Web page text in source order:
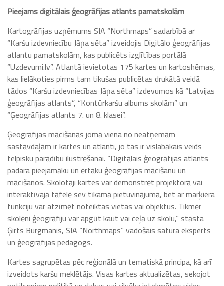
Pieejams digitālais ģeogrāfijas atlants pamatskolām
Kartogrāfijas uzņēmums SIA “Northmaps” sadarbībā ar
“Karšu izdevniecību Jāņa sēta” izveidojis Digitālo ģeogrāfijas
atlantu pamatskolām, kas publicēts izglītības portālā
“Uzdevumi.lv”. Atlantā ievietotas 175 kartes un kartoshēmas,
kas lielākoties pirms tam tikušas publicētas drukātā veidā
tādos “Karšu izdevniecības Jāņa sēta” izdevumos kā “Latvijas
ģeogrāfijas atlants”, “Kontūrkaršu albums skolām” un
“Ģeogrāfijas atlants 7. un 8. klasei”.
Ģeogrāfijas mācīšanās jomā viena no neatņemām
sastāvdaļām ir kartes un atlanti, jo tas ir vislabākais veids
telpisku parādību ilustrēšanai. “Digitālais ģeogrāfijas atlants
padara pieejamāku un ērtāku ģeogrāfijas mācīšanu un
mācīšanos. Skolotāji kartes var demonstrēt projektorā vai
interaktīvajā tāfelē sev tīkamā pietuvinājumā, bet ar marķiera
funkciju var atzīmēt noteiktas vietas vai objektus. Tikmēr
skolēni ģeogrāfiju var apgūt kaut vai ceļā uz skolu,” stāsta
Ģirts Burgmanis, SIA “Northmaps” vadošais satura eksperts
un ģeogrāfijas pedagogs.
Kartes sagrupētas pēc reģionālā un tematiskā principa, kā arī
izveidots karšu meklētājs. Visas kartes aktualizētas, sekojot